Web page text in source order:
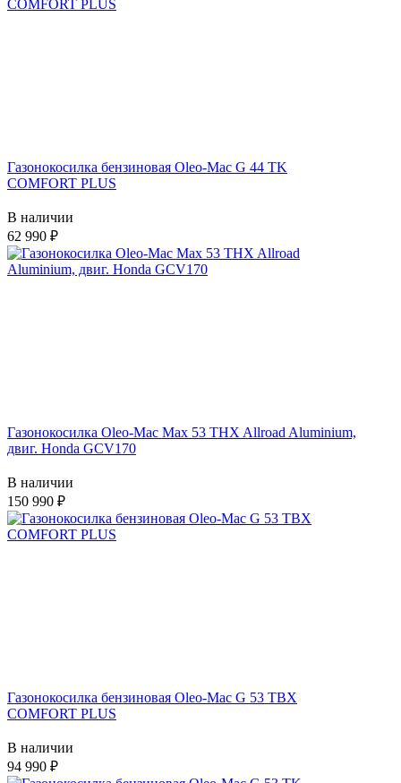
Газонокосилка бензиновая Oleo-Mac G 44 TK
COMFORT PLUS
В наличии
62 990
Газонокосилка Oleo-Mac Max 53 THX Allroad Aluminium,
двиг. Honda GCV170
В наличии
150 990
Газонокосилка бензиновая Oleo-Mac G 53 ТBХ
COMFORT PLUS
В наличии
94 990